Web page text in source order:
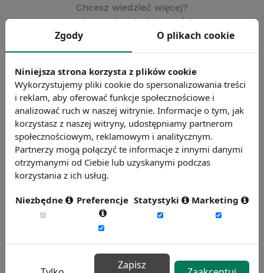
Chcesz wiedzieć więcej?
Zobacz więcej wiadomości
Rynekpracy.pl
Zgody O plikach cookie
Niniejsza strona korzysta z plików cookie
Wykorzystujemy pliki cookie do spersonalizowania treści
i reklam, aby oferować funkcje społecznościowe i
analizować ruch w naszej witrynie. Informacje o tym, jak
korzystasz z naszej witryny, udostępniamy partnerom
społecznościowym, reklamowym i analitycznym.
Partnerzy mogą połączyć te informacje z innymi danymi
otrzymanymi od Ciebie lub uzyskanymi podczas
korzystania z ich usług.
Niezbędne Preferencje Statystyki Marketing
Zapisz